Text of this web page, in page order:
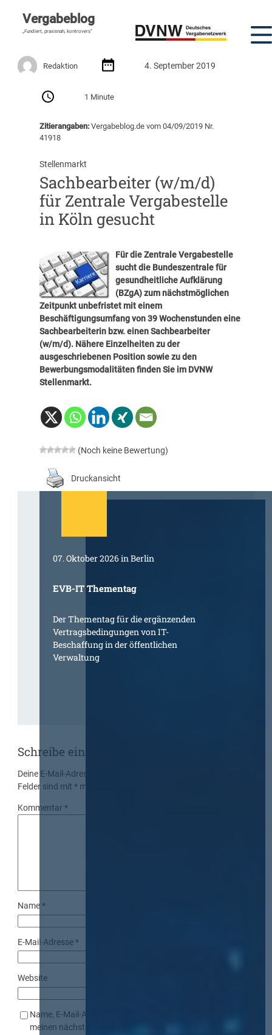
Vergabeblog
„Fundiert, praxisnah, kontrovers“
Redaktion 4. September 2019
1 Minute
Zitierangaben:Vergabeblog.de vom 04/09/2019 Nr.
41918
Stellenmarkt
Sachbearbeiter (w/m/d)
für Zentrale Vergabestelle
in Köln gesucht
Für die Zentrale Vergabestelle
sucht die Bundeszentrale für
gesundheitliche Aufklärung
(BZgA) zum nächstmöglichen
Zeitpunkt unbefristet mit einem
Beschäftigungsumfang von 39 Wochenstunden eine
Sachbearbeiterin bzw. einen Sachbearbeiter
(w/m/d). Nähere Einzelheiten zu der
ausgeschriebenen Position sowie zu den
Bewerbungsmodalitäten finden Sie im DVNW
Stellenmarkt.
(Noch keine Bewertung)
Druckansicht
07. Oktober 2026 in Berlin
EVB-IT Thementag
Der Thementag für die ergänzenden
Vertragsbedingungen von IT-
Beschaffung in der öffentlichen
Verwaltung
Schreibe einen Kommentar
Deine E-Mail-Adresse wird nicht veröffentlicht.
Felder sind mit* markiert
Kommentar*
Name*
E-Mail-Adresse*
Website
Name, E-Mail-Adresse und Website in diesem Browser für
meinen nächsten Kommentar speichern.